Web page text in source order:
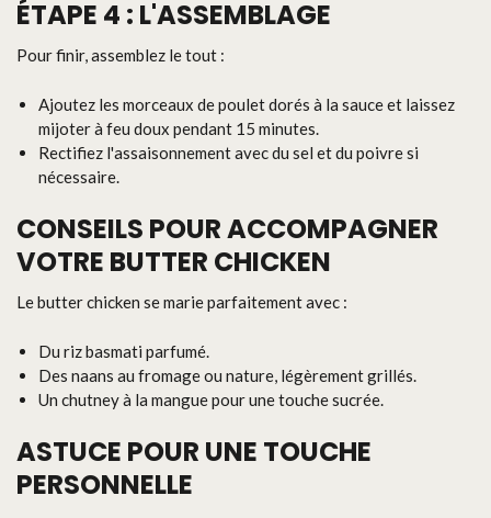
ÉTAPE 4 : L'ASSEMBLAGE
Pour finir, assemblez le tout :
Ajoutez les morceaux de poulet dorés à la sauce et laissez
mijoter à feu doux pendant 15 minutes.
Rectifiez l'assaisonnement avec du sel et du poivre si
nécessaire.
CONSEILS POUR ACCOMPAGNER
VOTRE BUTTER CHICKEN
Le butter chicken se marie parfaitement avec :
Du riz basmati parfumé.
Des naans au fromage ou nature, légèrement grillés.
Un chutney à la mangue pour une touche sucrée.
ASTUCE POUR UNE TOUCHE
PERSONNELLE